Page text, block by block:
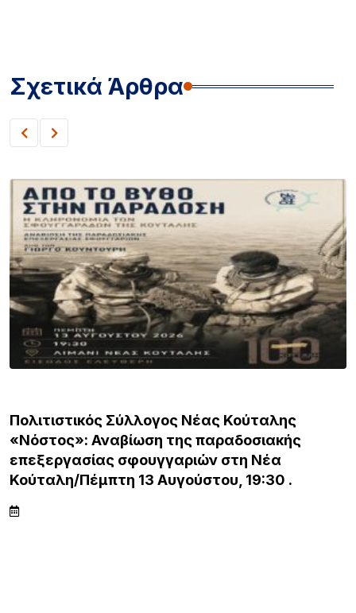
Σχετικά Άρθρα
Πολιτιστικός Σύλλογος Νέας Κούταλης
«Νόστος»: Αναβίωση της παραδοσιακής
επεξεργασίας σφουγγαριών στη Νέα
Κούταλη/Πέμπτη 13 Αυγούστου, 19:30 .